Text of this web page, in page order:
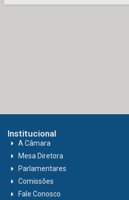
Institucional
A Câmara
Mesa Diretora
Parlamentares
Comissões
Fale Conosco